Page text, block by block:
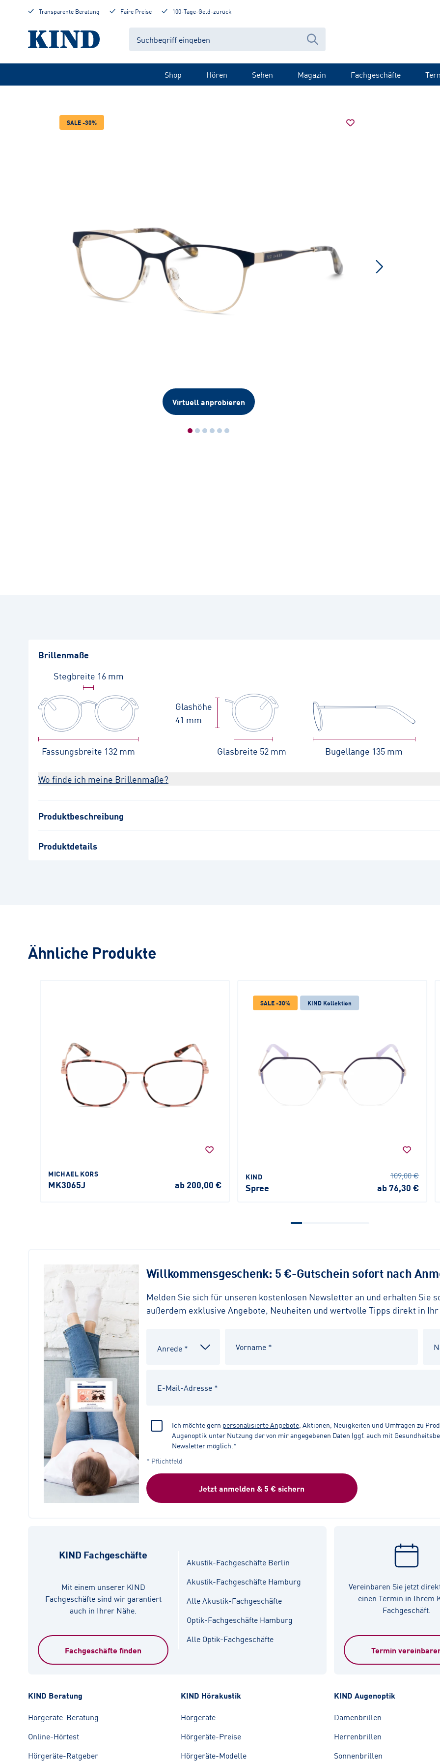
Transparente Beratung Faire Preise 100-Tage-Geld-zurück
Shop Hören Sehen Magazin Fachgeschäfte
SALE -30%
Virtuell anprobieren
Brillenmaße
Stegbreite 16 mm
Fassungsbreite 132 mm Glasbreite 52 mm
Glashöhe
41 mm
Bügellänge 135 mm
Wo finde ich meine Brillenmaße?
Produktbeschreibung
Produktdetails
Ähnliche Produkte
MICHAEL KORS
MK3065J ab 200,00 €
SALE -30% KIND Kollektion
KIND
Spree
109,00 €
ab 76,30 €
Willkommensgeschenk: 5 €-Gutschein sofort nach
Melden Sie sich für unseren kostenlosen Newsletter an und erhalten Sie
außerdem exklusive Angebote, Neuheiten und wertvolle Tipps direkt in
Ich möchte gern personalisierte Angebote, Aktionen, Neuigkeiten und Umfragen zu
Augenoptik unter Nutzung der von mir angegebenen Daten (ggf. auch mit
Newsletter möglich.*
* Pflichtfeld
Jetzt anmelden & 5 € sichern
KIND Fachgeschäfte
Mit einem unserer KIND
Fachgeschäfte sind wir garantiert
auch in Ihrer Nähe.
Akustik-Fachgeschäfte Berlin
Akustik-Fachgeschäfte Hamburg
Alle Akustik-Fachgeschäfte
Optik-Fachgeschäfte Hamburg
Alle Optik-Fachgeschäfte
Fachgeschäfte finden
Vereinbaren Sie jetzt
einen Termin in Ihrem
Fachgeschäft.
Termin
KIND Beratung
Hörgeräte-Beratung
Online-Hörtest
Hörgeräte-Ratgeber
KIND Hörakustik
Hörgeräte
Hörgeräte-Preise
Hörgeräte-Modelle
KIND Augenoptik
Damenbrillen
Herrenbrillen
Sonnenbrillen